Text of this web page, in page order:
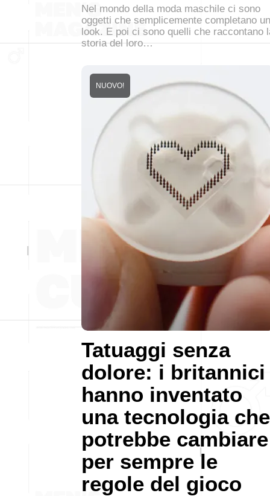
Nel mondo della moda maschile ci sono
oggetti che semplicemente completano un
look. E poi ci sono quelli che raccontano
storia del loro…
Tatuaggi senza
dolore: i britannici
hanno inventato
una tecnologia che
potrebbe cambiare
per sempre le
regole del gioco
NUOVO!